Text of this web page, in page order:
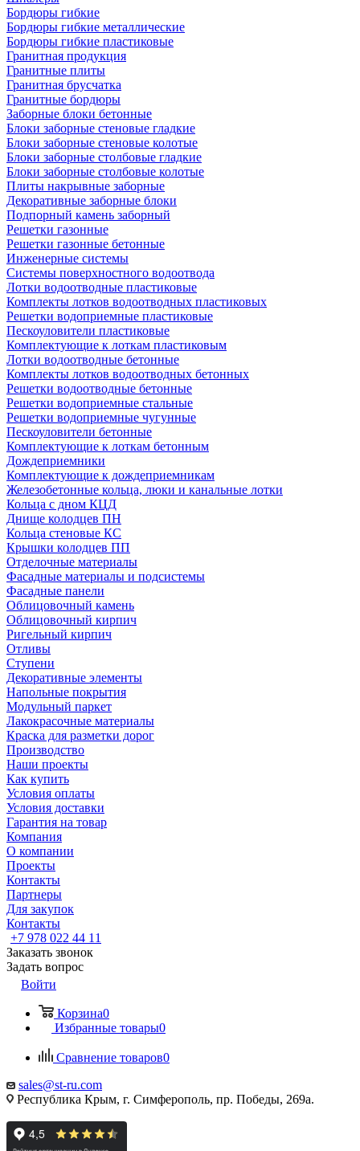
Бордюры гибкие
Бордюры гибкие металлические
Бордюры гибкие пластиковые
Гранитная продукция
Гранитные плиты
Гранитная брусчатка
Гранитные бордюры
Заборные блоки бетонные
Блоки заборные стеновые гладкие
Блоки заборные стеновые колотые
Блоки заборные столбовые гладкие
Блоки заборные столбовые колотые
Плиты накрывные заборные
Декоративные заборные блоки
Подпорный камень заборный
Решетки газонные
Решетки газонные бетонные
Инженерные системы
Системы поверхностного водоотвода
Лотки водоотводные пластиковые
Комплекты лотков водоотводных пластиковых
Решетки водоприемные пластиковые
Пескоуловители пластиковые
Комплектующие к лоткам пластиковым
Лотки водоотводные бетонные
Комплекты лотков водоотводных бетонных
Решетки водоотводные бетонные
Решетки водоприемные стальные
Решетки водоприемные чугунные
Пескоуловители бетонные
Комплектующие к лоткам бетонным
Дождеприемники
Комплектующие к дождеприемникам
Железобетонные кольца, люки и канальные лотки
Кольца с дном КЦД
Днище колодцев ПН
Кольца стеновые КС
Крышки колодцев ПП
Отделочные материалы
Фасадные материалы и подсистемы
Фасадные панели
Облицовочный камень
Облицовочный кирпич
Ригельный кирпич
Отливы
Ступени
Декоративные элементы
Напольные покрытия
Модульный паркет
Лакокрасочные материалы
Краска для разметки дорог
Производство
Наши проекты
Как купить
Условия оплаты
Условия доставки
Гарантия на товар
Компания
О компании
Проекты
Контакты
Партнеры
Для закупок
Контакты
+7 978 022 44 11
Заказать звонок
Задать вопрос
Войти
Корзина0
Избранные товары0
Сравнение товаров0
sales@st-ru.com
Республика Крым, г. Симферополь, пр. Победы, 269а.